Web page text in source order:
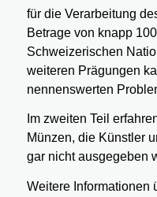
für die Verarbeitung
Betrage von knapp
Schweizerischen
weiteren Prägungen
nennenswerten
Im zweiten Teil
Münzen, die Künstler
gar nicht ausgegeben
Weitere Informationen